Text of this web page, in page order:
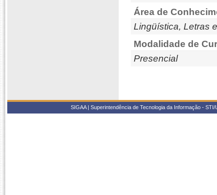
Área de
Lingüística, Letras
Modalidade de
Presencial
SIGAA | Superintendência de Tecnologia da Informação -